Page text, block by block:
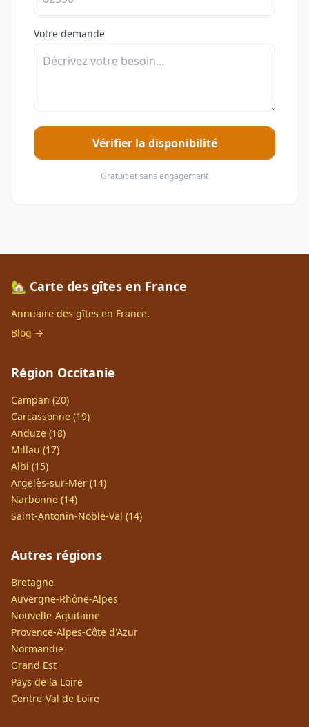
Votre demande
Vérifier la disponibilité
Gratuit et sans engagement
🏡 Carte des gîtes en France
Annuaire des gîtes en France.
Blog →
Région Occitanie
Campan (20)
Carcassonne (19)
Anduze (18)
Millau (17)
Albi (15)
Argelès-sur-Mer (14)
Narbonne (14)
Saint-Antonin-Noble-Val (14)
Autres régions
Bretagne
Auvergne-Rhône-Alpes
Nouvelle-Aquitaine
Provence-Alpes-Côte d'Azur
Normandie
Grand Est
Pays de la Loire
Centre-Val de Loire